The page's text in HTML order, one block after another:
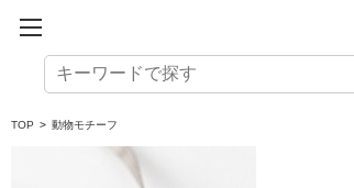
TOP > 動物モチーフ